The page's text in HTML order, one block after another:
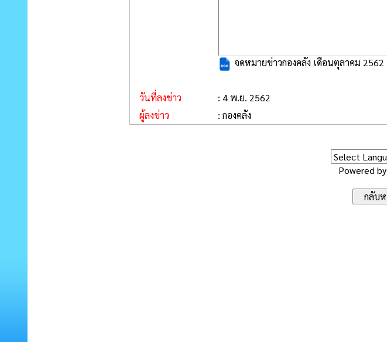
จดหมายข่าวกองคลัง เดือนตุลาคม 2562
วันที่ลงข่าว
: 4 พ.ย. 2562
ผู้ลงข่าว
: กองคลัง
Powered by